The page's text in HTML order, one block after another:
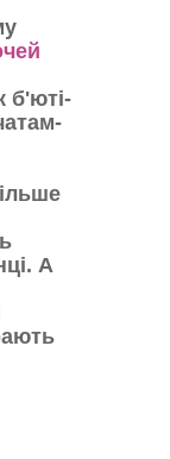
б'юті-
А